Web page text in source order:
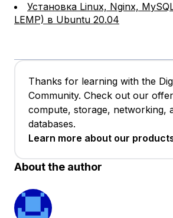
Установка Linux, Nginx,
LEMP) в Ubuntu 20.04
Thanks for learning with the
Community. Check out our
compute, storage, networking,
databases.
Learn more about our
About the author